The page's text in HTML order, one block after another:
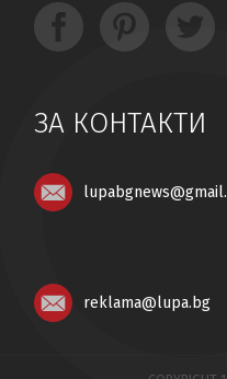
ЗА КОНТАКТИ
reklama@lupa.bg